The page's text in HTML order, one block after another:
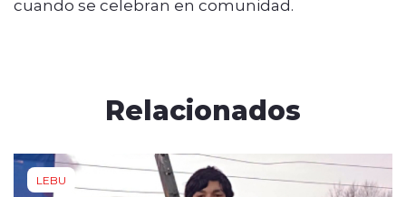
cuando se celebran en comunidad.
Relacionados
LEBU